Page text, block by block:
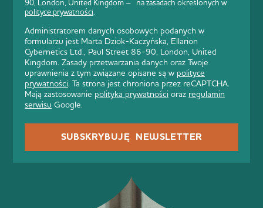
90, London, United Kingdom – na zasadach określonych w
polityce prywatności.
Administratorem danych osobowych podanych w
formularzu jest Marta Dziok-Kaczyńska, Ellarion
Cybernetics Ltd., Paul Street 86-90, London, United
Kingdom. Zasady przetwarzania danych oraz Twoje
uprawnienia z tym związane opisane są w polityce
prywatności. Ta strona jest chroniona przez reCAPTCHA.
Mają zastosowanie polityka prywatności oraz regulamin
serwisu Google.
SUBSKRYBUJĘ NEWSLETTER